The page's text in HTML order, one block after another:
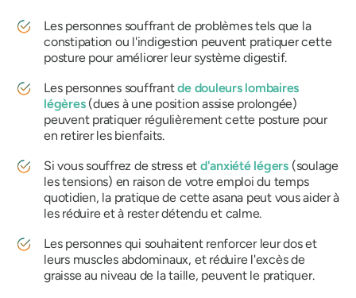
Les personnes souffrant de problèmes tels que la
constipation ou l'indigestion peuvent pratiquer cette
posture pour améliorer leur système digestif.
Les personnes souffrantde douleurs lombaires
légères(dues à une position assise prolongée)
peuvent pratiquer régulièrement cette posture pour
en retirer les bienfaits.
Si vous souffrez de stress et d'anxiété légers(soulage
les tensions) en raison de votre emploi du temps
quotidien, la pratique de cette asana peut vous aider à
les réduire et à rester détendu et calme.
Les personnes qui souhaitent renforcer leur dos et
leurs muscles abdominaux, et réduire l'excès de
graisse au niveau de la taille, peuvent le pratiquer.